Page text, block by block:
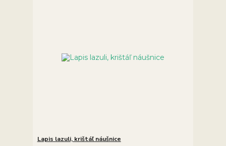
Lapis lazuli, krištáľ náušnice